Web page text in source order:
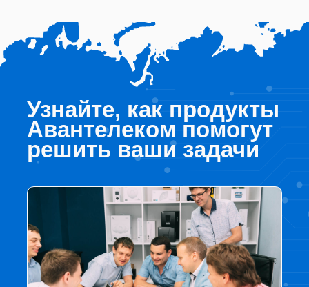
Узнайте, как продукты
Авантелеком помогут
решить ваши задачи